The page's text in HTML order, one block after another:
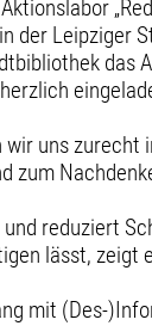
der
uns
reduziert
lässt, zeigt
mit (Des-